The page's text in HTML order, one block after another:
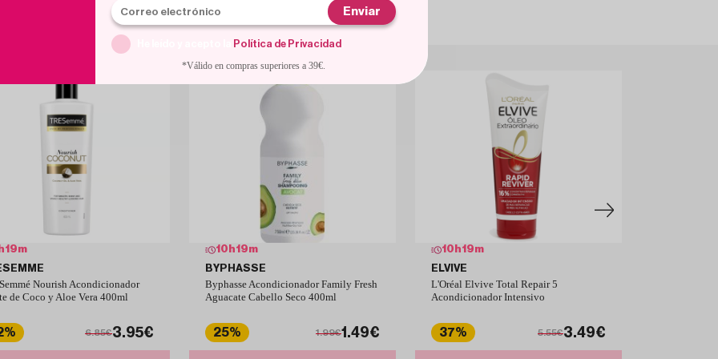
Con descuentos de escándalo
19m
Nourish Acondicionador
de Coco y Aloe Vera 400ml
6.85€3.95€
10 h19m
BYPHASSE
Byphasse Acondicionador Family Fresh
Aguacate Cabello Seco 400ml
25% 1.99€1.49€
10 h19m
ELVIVE
L'Oréal Elvive Total Repair 5
Acondicionador Intensivo
37% 5.55€3.49€
Enviar
Política de Privacidad
*Válido en compras superiores a 39€.